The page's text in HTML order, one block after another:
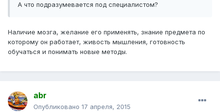
А что подразумевается под специалистом?
Наличие мозга, желание его применять, знание предмета по
которому он работает, живость мышления, готовность
обучаться и понимать новые методы.
abr
Опубликовано 17 апреля, 2015